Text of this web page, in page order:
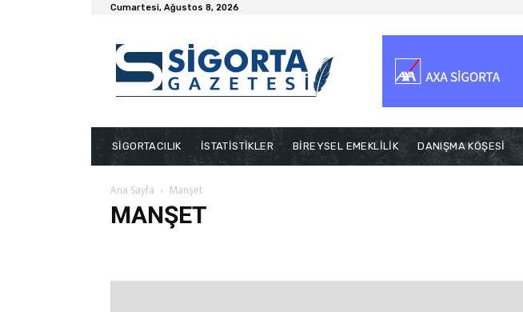
Cumartesi, Ağustos 8, 2026
SİGORTACILIK İSTATİSTİKLER BİREYSEL EMEKLİLİK DANIŞMA KÖŞESİ
Ana Sayfa Manşet
MANŞET